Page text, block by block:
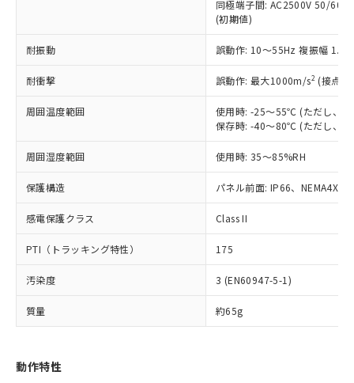
同極端子間: AC2500V 50/
(初期値)
耐振動 誤動作: 10～55Hz 複振幅
耐衝撃 誤動作: 最大1000m/s2 (接点
周囲温度範囲
使用時: -25～55℃ (ただし、氷
保存時: -40～80℃ (ただし、氷
周囲湿度範囲 使用時: 35～85%RH
保護構造 パネル前面: IP66、NEMA4X,
感電保護クラス Class II
PTI（トラッキング特性） 175
汚染度 3 (EN60947-5-1)
質量 約65g
動作特性
在庫状況および標準価格照会結果は、
記載している更新日時点での社内デー
タに基づき作成されるものであり、閲
覧された時点での実際の在庫および標
準価格とは異なる場合があることをご
正式な納期状況および標準価格はお客
様のお取引先、またはお客様担当のオ
ムロン制御機器販売店・当社販売員に
オムロン制御機器販売店や当社販売拠
販売ネットワーク
」をご確認
在庫状況および標準価格結果を当社の
事前の承諾なく第三者に漏洩または開
示しないようお願いします。
マイパーツ機能（部品リスト作成サー
ビス）をご利用いただくには、I-Web
メンバーズにご登録されている必要が
あります。
鉛(Pb) 1000ppm以下、 水銀(Hg) 1000ppm以下、 カド
類(PBB) 1000ppm以下、ポリ臭化ジフェニルエーテル類
(PBDE) 1000ppm以下、フタル酸ビス(2-エチルヘキシ
ル) (DEHP)(別名：DOP) 1000ppm以下、フタル酸ブチ
ルベンジル（BBP） 1000ppm以下、フタル酸ジブチル
（DBP） 1000ppm以下、フタル酸ジイソブチル
但し、RoHS指令で産業用監視および制御機器に対する
適用除外項目は除く。
図的な使用がないことを確認しています。
部品在庫の切り替え状況などにより、予定
月が前後することがあります。
*中国RoHS10物質の基準値 (GB/T26572)：
Cr(Ⅵ)(六価クロム) : 1000ppm、 PBBs(ポリ臭化ビフェ
ニル類) : 1000ppm、 PBDEs(ポリ臭化ジフェニルエーテ
ル類) : 1000ppm、
DBP(フタル酸ジブチル) : 1000ppm、 DIBP(フタル酸ジ
イソブチル) : 1000ppm、 BBP(フタル酸ブチルベンジ
DEHP(フタル酸ビス(2-エチルヘキシル)) : 1000ppm
「ｅ」：有害物質（10物質）のすべてが基
準値以下であることを示します。
「10」：通常の使用状況下において有害物
質が外部に漏えいし、環境に深刻な影響を
「－」：未確認です。当社販売部門へお問
為替および外国貿易法に定める商品
（以下｢規制貨物等」という）を輸出
または国外への提供する場合は、日本
国政府の輸出許可(または役務取引許
当社は規制貨物を破棄する場合は、完
全に破砕するなど、違法に輸出されな
いよう必要な手段を講じます。
当社は貴社製品を、核兵器、ミサイ
ル、化学兵器、生物兵器またはその他
武器並びにこれらの製造装置等に一切
当社は、貴社製品を第三者に販売する
場合は、上記1、2および3の内容を当
該第三者に通知します。また当社は、
法に輸出するおそれがある場合は、取
り引きをいたしません。
一定数以上の在庫あり
一定数には満たないが在庫あり
在庫なし(最新の在庫状況につ
いては、お客様のお取引先、ま
たはお客様担当のオムロン制御
機器販売店・当社販売員にご確
受注生産機種、また在庫状況の
情報を公開していない機種